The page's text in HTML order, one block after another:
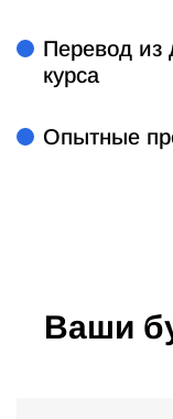
Перевод из
курса
Опытные
Ваши